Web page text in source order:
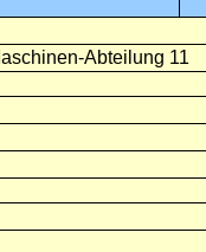
Abteilung 11